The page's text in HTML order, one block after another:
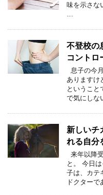
味を示さな
不登校の
コントロ
息子の今
ありますけ
というこ
で気にしな
新しいチ
れる自分
来年以降
と。 今日
子は、カテ
ドクター